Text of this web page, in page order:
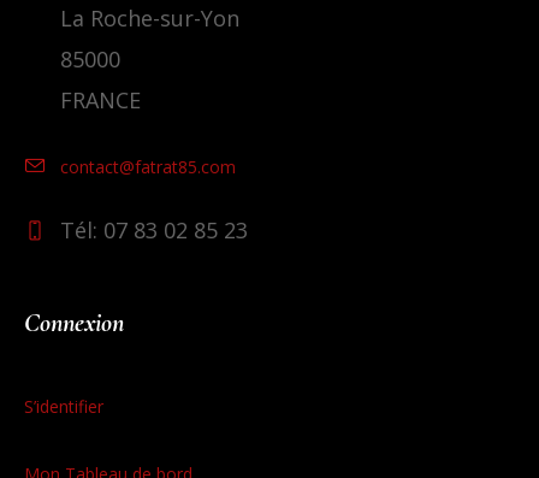
La Roche-sur-Yon
85000
FRANCE
contact@fatrat85.com
Tél: 07 83 02 85 23
Connexion
S’identifier